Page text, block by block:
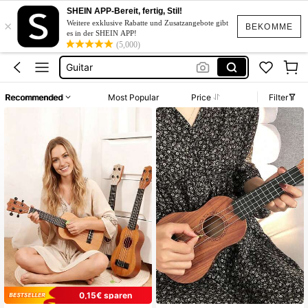
BEKOMME
×
SHEIN APP-Bereit, fertig, Stil!
Weitere exklusive Rabatte und Zusatzangebote gibt
es in der SHEIN APP!
(5,000)
Spielzeug
Ukulele
Gitarre
Guitar
Recommended Most Popular Price Filter
0,15€ sparen